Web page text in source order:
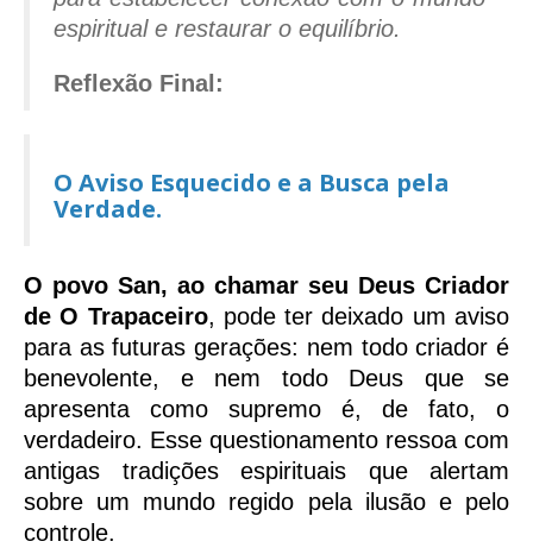
espiritual e restaurar o equilíbrio.
Reflexão Final:
O Aviso Esquecido e a Busca pela
Verdade.
O povo San, ao chamar seu Deus Criador
de O Trapaceiro, pode ter deixado um aviso
para as futuras gerações: nem todo criador é
benevolente, e nem todo Deus que se
apresenta como supremo é, de fato, o
verdadeiro. Esse questionamento ressoa com
antigas tradições espirituais que alertam
sobre um mundo regido pela ilusão e pelo
controle.